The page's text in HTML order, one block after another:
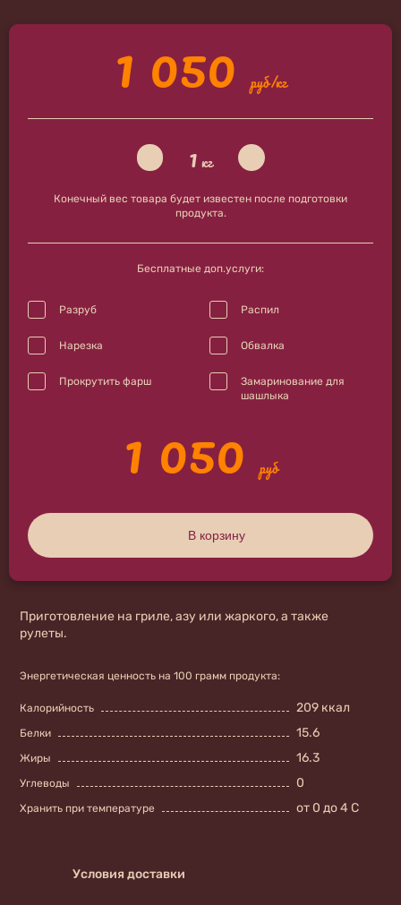
Приготовление на гриле, азу или жаркого, а также
рулеты.
Энергетическая ценность на 100 грамм продукта:
Калорийность 209 ккал
Белки 15.6
Жиры 16.3
Углеводы 0
Хранить при температуре от 0 до 4 С
Условия доставки
1 050 руб/кг
1 кг
Конечный вес товара будет известен после подготовки
продукта.
Бесплатные доп.услуги:
Разруб Распил
Нарезка Обвалка
Прокрутить фарш
Замаринование для
шашлыка
1 050 руб
В корзину